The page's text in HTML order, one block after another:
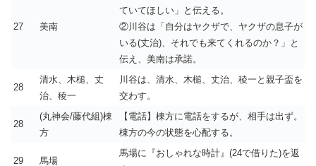
27 美南
ていてほしい」と伝える。
②川谷は「自分はヤクザで、ヤクザの息子が
いる(丈治)、それでも来てくれるのか？」と
伝え、美南は承諾。
28
清水、木槌、丈
治、稜一
川谷は、清水、木槌、丈治、稜一と親子盃を
交わす。
28
(丸神会/藤代組)棟
方
【電話】棟方に電話をするが、相手は出ず。
棟方の今の状態を心配する。
29 馬場
馬場に『おしゃれな時計』(24で借りた)を返